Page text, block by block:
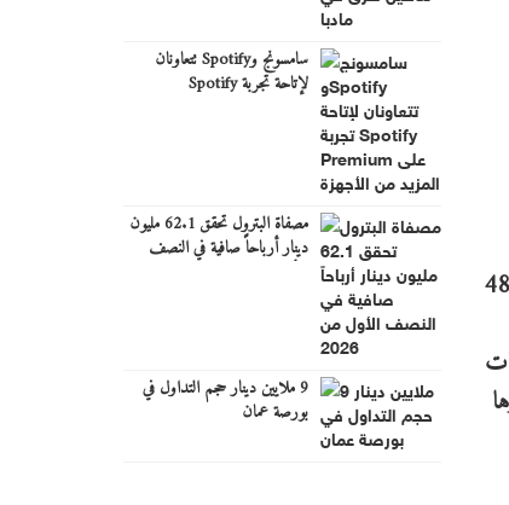
شهد العام 2021 ما مجموعه 14 صفقة ضخمة (أكثر من 100 مليون دولار أمريكيّ، أسهم فحسب) مبرمةً من 12 شركة. ذهب 48
سامسونج وSpotify تتعاونان
لإتاحة تجربة Spotify
مصفاة البترول تحقق 62.1 مليون
دينار أرباحاً صافية في النصف
9 ملايين دينار حجم التداول في
بورصة عمان